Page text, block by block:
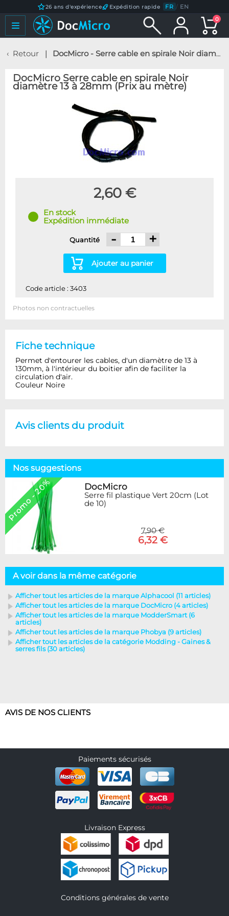
26 ans d'expérience Expédition rapide FR / EN
0
Retour DocMicro - Serre cable en spirale Noir diamètre 13 à 28mm (Prix au mètre)
DocMicro Serre cable en spirale Noir
diamètre 13 à 28mm (Prix au mètre)
2,60 €
En stock
Expédition immédiate
Quantité - +
Ajouter au panier
Code article : 3403
Photos non contractuelles
Fiche technique
Permet d'entourer les cables, d'un diamètre de 13 à
130mm, à l'intérieur du boitier afin de faciliter la
circulation d'air.
Couleur Noire
Avis clients du produit
Nos suggestions
Promo - 20% DocMicro
Serre fil plastique Vert 20cm (Lot
de 10)
7,90 €
6,32 €
A voir dans la même catégorie
Afficher tout les articles de la marque Alphacool (11 articles)
Afficher tout les articles de la marque DocMicro (4 articles)
Afficher tout les articles de la marque ModderSmart (6
articles)
Afficher tout les articles de la marque Phobya (9 articles)
Afficher tout les articles de la catégorie Modding - Gaines &
serres fils (30 articles)
AVIS DE NOS CLIENTS
Paiements sécurisés
Livraison Express
Conditions générales de vente